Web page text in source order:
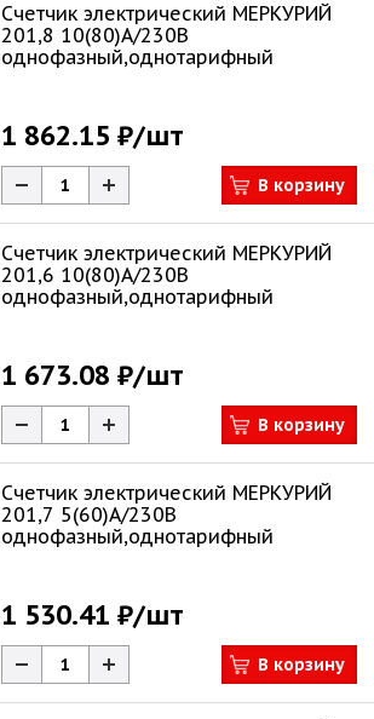
Счетчик электрический МЕРКУРИЙ
201,8 10(80)А/230В
однофазный,однотарифный
1 862.15 ₽/шт
В корзину
Счетчик электрический МЕРКУРИЙ
201,6 10(80)А/230В
однофазный,однотарифный
1 673.08 ₽/шт
В корзину
Счетчик электрический МЕРКУРИЙ
201,7 5(60)А/230В
однофазный,однотарифный
1 530.41 ₽/шт
В корзину